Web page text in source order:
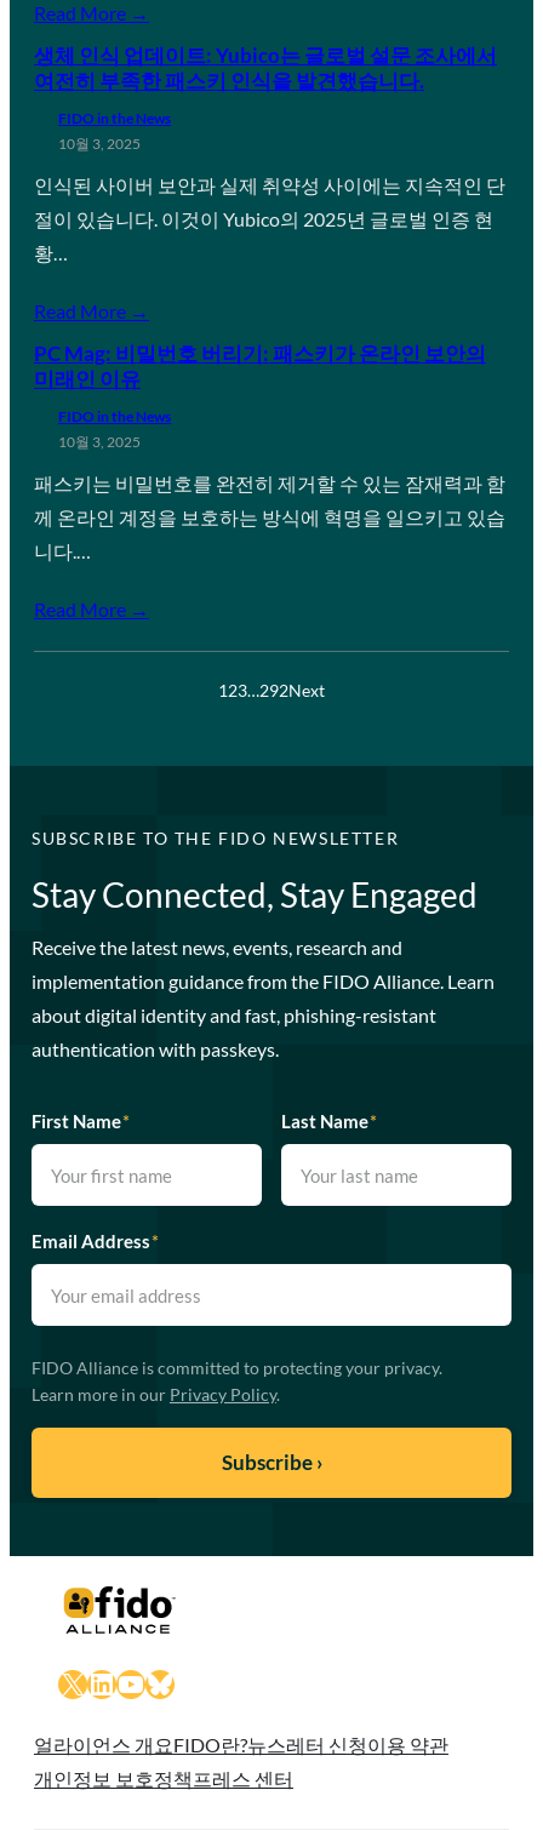
Read More →
생체 인식 업데이트: Yubico는 글로벌 설문 조사에서
여전히 부족한 패스키 인식을 발견했습니다.
FIDO in the News
10월 3, 2025
인식된 사이버 보안과 실제 취약성 사이에는 지속적인 단
절이 있습니다. 이것이 Yubico의 2025년 글로벌 인증 현
황…
Read More →
PC Mag: 비밀번호 버리기: 패스키가 온라인 보안의
미래인 이유
FIDO in the News
10월 3, 2025
패스키는 비밀번호를 완전히 제거할 수 있는 잠재력과 함
께 온라인 계정을 보호하는 방식에 혁명을 일으키고 있습
니다.…
Read More →
123…292Next
SUBSCRIBE TO THE FIDO NEWSLETTER
Stay Connected, Stay Engaged
Receive the latest news, events, research and
implementation guidance from the FIDO Alliance. Learn
about digital identity and fast, phishing-resistant
authentication with passkeys.
First Name* Last Name*
Email Address*
FIDO Alliance is committed to protecting your privacy.
Learn more in our Privacy Policy.
X LinkedIn
YouTube
Bluesky
얼라이언스 개요FIDO란?뉴스레터 신청이용 약관
개인정보 보호정책 프레스 센터